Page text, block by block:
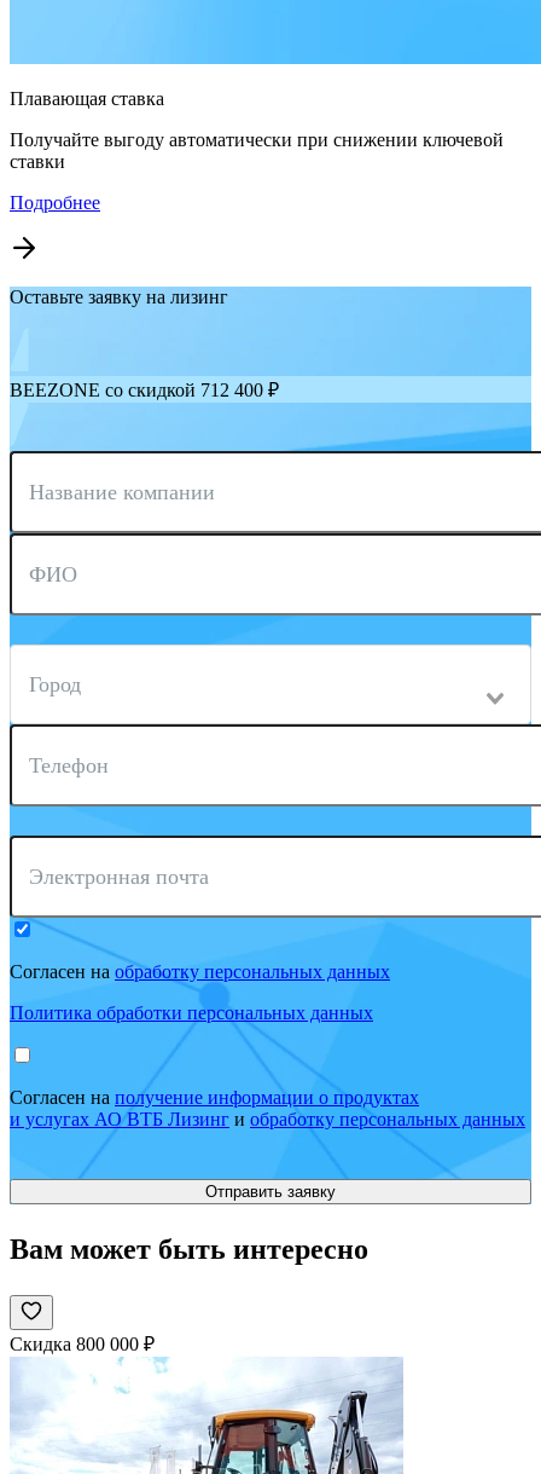
Плавающая ставка
Получайте выгоду автоматически при снижении ключевой
ставки
Подробнее
Оставьте заявку на лизинг
BEEZONE со скидкой 712 400 ₽
Название компании
ФИО
Город
Телефон
Электронная почта
Согласен на обработку персональных данных
Политика обработки персональных данных
Согласен на получение информации о продуктах
и услугах АО ВТБ Лизинг и обработку персональных данных
Вам может быть интересно
Скидка 800 000 ₽